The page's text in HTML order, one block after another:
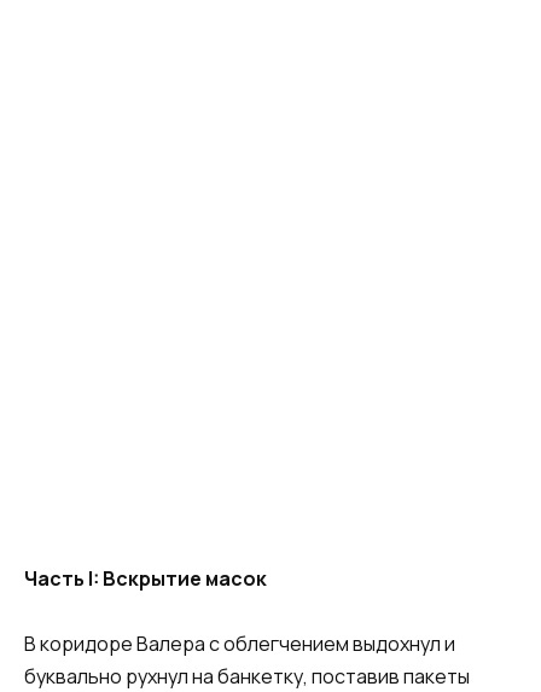
Часть I: Вскрытие масок
В коридоре Валера с облегчением выдохнул и
буквально рухнул на банкетку, поставив пакеты